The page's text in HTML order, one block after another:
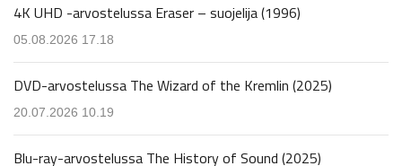
4K UHD -arvostelussa Eraser – suojelija (1996)
05.08.2026 17.18
DVD-arvostelussa The Wizard of the Kremlin (2025)
20.07.2026 10.19
Blu-ray-arvostelussa The History of Sound (2025)